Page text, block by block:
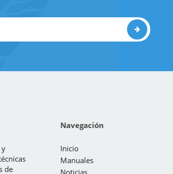
de
Navegación
Inicio
Manuales
Noticias